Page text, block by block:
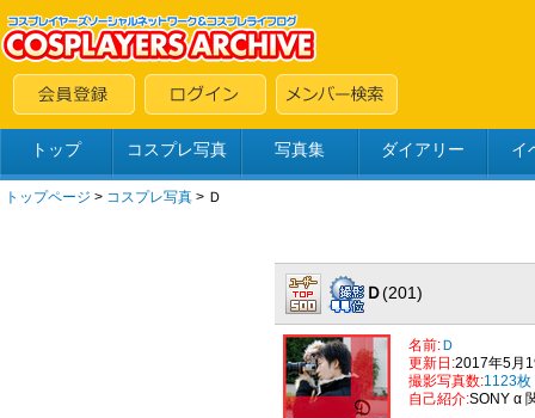
トップ コスプレ写真 写真集 ダイアリー イ
トップページ > コスプレ写真 > Ｄ
Ｄ(201)
名前:Ｄ
更新日:2017年5月
撮影写真数:1123枚
自己紹介:SONY α